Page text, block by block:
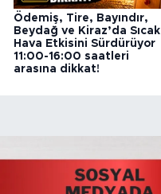
Ödemiş, Tire, Bayındır,
Beydağ ve Kiraz’da Sıcak
Hava Etkisini Sürdürüyor
11:00-16:00 saatleri
arasına dikkat!